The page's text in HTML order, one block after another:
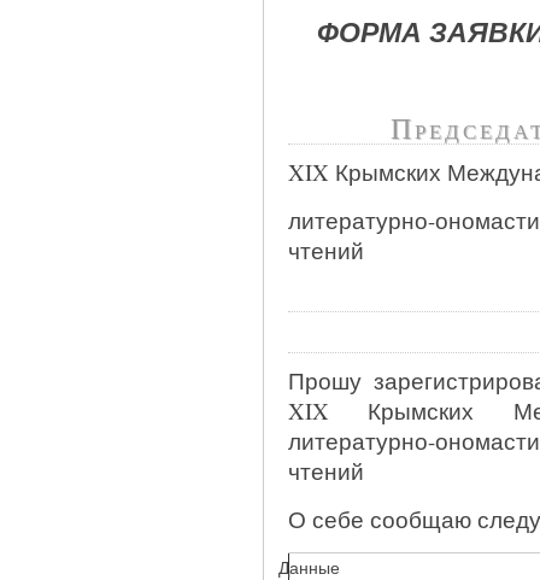
ФОРМА
XIX Крымских
литературно-
чтений
Прошу
XIX Крымских
литературно-
чтений
О себе сообщаю
Данные